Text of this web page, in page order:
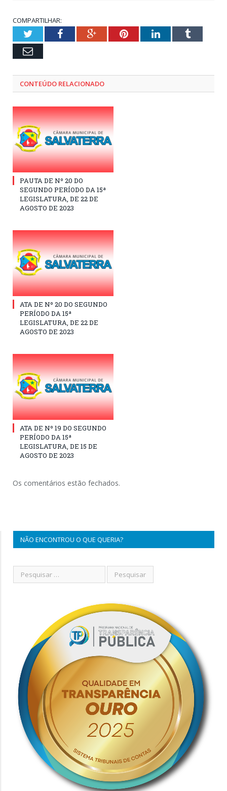
COMPARTILHAR:
TwitterFacebookGoogle+PinterestLinkedInTumblr
Email
CONTEÚDO RELACIONADO
PAUTA DE Nº 20 DO
SEGUNDO PERÍODO DA 15ª
LEGISLATURA, DE 22 DE
AGOSTO DE 2023
ATA DE Nº 20 DO SEGUNDO
PERÍODO DA 15ª
LEGISLATURA, DE 22 DE
AGOSTO DE 2023
ATA DE Nº 19 DO SEGUNDO
PERÍODO DA 15ª
LEGISLATURA, DE 15 DE
AGOSTO DE 2023
Os comentários estão fechados.
NÃO ENCONTROU O QUE QUERIA?